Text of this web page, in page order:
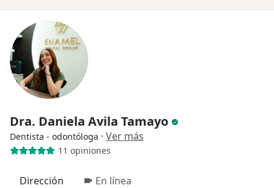
Dra. Daniela Avila Tamayo
Dentista - odontóloga · Ver más
11 opiniones
Dirección En línea